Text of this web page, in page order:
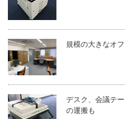
規模の大きなオ
デスク、会議テ
の運搬も